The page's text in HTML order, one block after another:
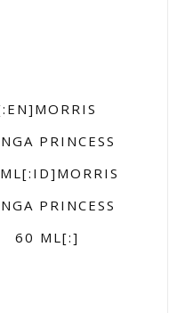
PRINCESS
PRINCESS
60 ML[:]